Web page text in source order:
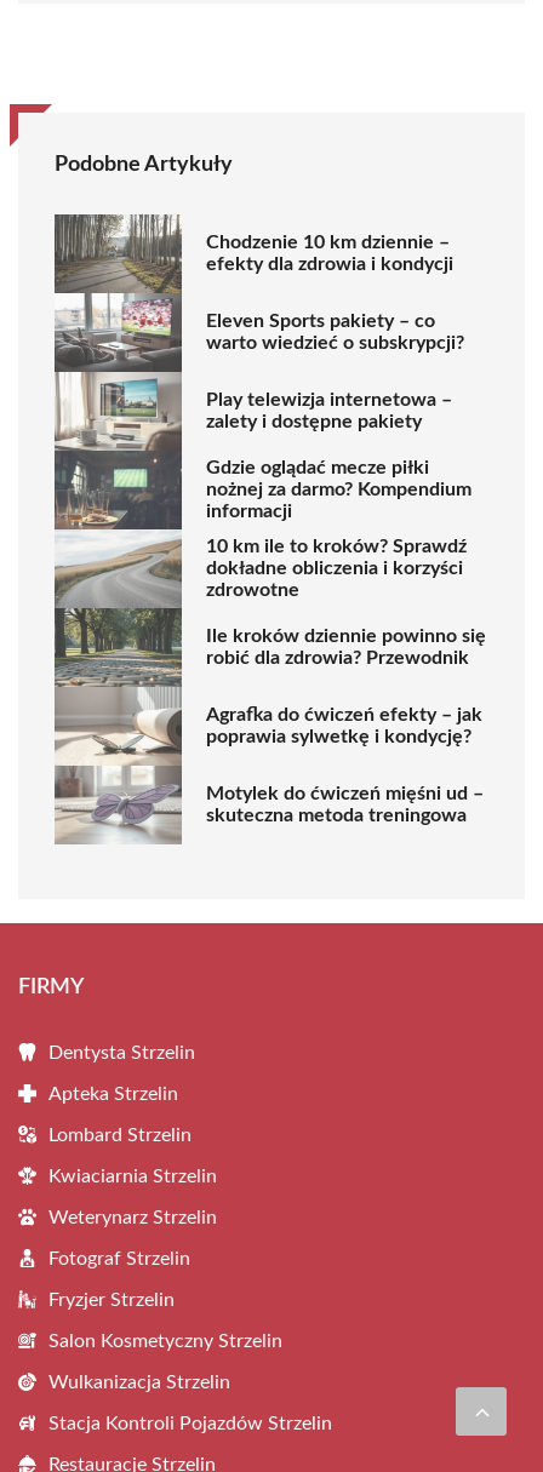
Podobne Artykuły
Chodzenie 10 km dziennie –
efekty dla zdrowia i kondycji
Eleven Sports pakiety – co
warto wiedzieć o subskrypcji?
Play telewizja internetowa –
zalety i dostępne pakiety
Gdzie oglądać mecze piłki
nożnej za darmo? Kompendium
informacji
10 km ile to kroków? Sprawdź
dokładne obliczenia i korzyści
zdrowotne
Ile kroków dziennie powinno się
robić dla zdrowia? Przewodnik
Agrafka do ćwiczeń efekty – jak
poprawia sylwetkę i kondycję?
Motylek do ćwiczeń mięśni ud –
skuteczna metoda treningowa
FIRMY
Dentysta Strzelin
Apteka Strzelin
Lombard Strzelin
Kwiaciarnia Strzelin
Weterynarz Strzelin
Fotograf Strzelin
Fryzjer Strzelin
Salon Kosmetyczny Strzelin
Wulkanizacja Strzelin
Stacja Kontroli Pojazdów Strzelin
Restauracje Strzelin